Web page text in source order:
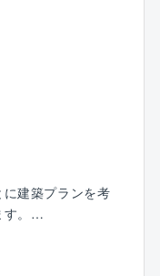
、支店は18時に
能です。
43.4万円＋歩合
万円＋歩合＋
万円＋歩合＋
建築プランを考
。
様理想を形にす